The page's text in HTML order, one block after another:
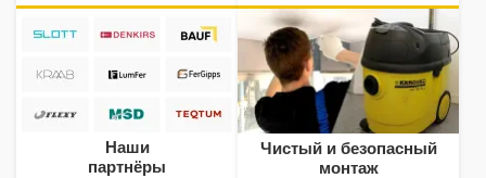
Наши
партнёры
Чистый и безопасный
монтаж